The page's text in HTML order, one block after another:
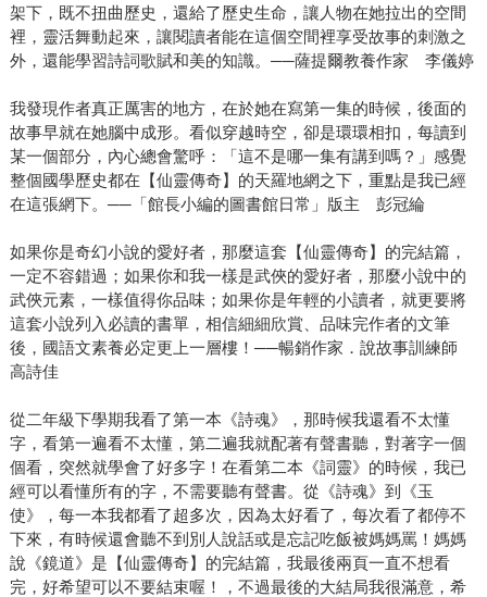
架下，既不扭曲歷史，還給了歷史生命，讓人物在她拉出的空間
裡，靈活舞動起來，讓閱讀者能在這個空間裡享受故事的刺激之
外，還能學習詩詞歌賦和美的知識。──薩提爾教養作家 李儀婷
我發現作者真正厲害的地方，在於她在寫第一集的時候，後面的
故事早就在她腦中成形。看似穿越時空，卻是環環相扣，每讀到
某一個部分，內心總會驚呼：「這不是哪一集有講到嗎？」感覺
整個國學歷史都在【仙靈傳奇】的天羅地網之下，重點是我已經
在這張網下。──「館長小編的圖書館日常」版主 彭冠綸
如果你是奇幻小說的愛好者，那麼這套【仙靈傳奇】的完結篇，
一定不容錯過；如果你和我一樣是武俠的愛好者，那麼小說中的
武俠元素，一樣值得你品味；如果你是年輕的小讀者，就更要將
這套小說列入必讀的書單，相信細細欣賞、品味完作者的文筆
後，國語文素養必定更上一層樓！──暢銷作家．說故事訓練師
高詩佳
從二年級下學期我看了第一本《詩魂》，那時候我還看不太懂
字，看第一遍看不太懂，第二遍我就配著有聲書聽，對著字一個
個看，突然就學會了好多字！在看第二本《詞靈》的時候，我已
經可以看懂所有的字，不需要聽有聲書。從《詩魂》到《玉
使》，每一本我都看了超多次，因為太好看了，每次看了都停不
下來，有時候還會聽不到別人說話或是忘記吃飯被媽媽罵！媽媽
說《鏡道》是【仙靈傳奇】的完結篇，我最後兩頁一直不想看
完，好希望可以不要結束喔！，不過最後的大結局我很滿意，希